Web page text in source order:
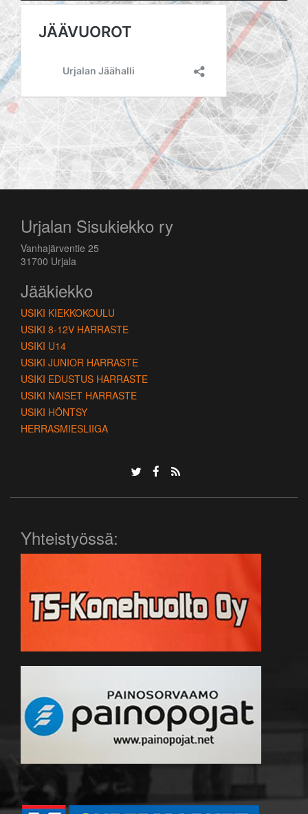
Urjalan Sisukiekko ry
Vanhajärventie 25
31700 Urjala
Jääkiekko
USIKI KIEKKOKOULU
USIKI 8-12V HARRASTE
USIKI U14
USIKI JUNIOR HARRASTE
USIKI EDUSTUS HARRASTE
USIKI NAISET HARRASTE
USIKI HÖNTSY
HERRASMIESLIIGA
Yhteistyössä: